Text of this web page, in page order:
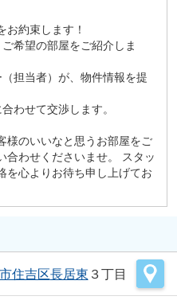
お約束します！
希望の部屋をご紹介しま
担当者）が、物件情報を提
わせて交渉します。
様のいいなと思うお部屋をご
合わせくださいませ。 スタッ
を心よりお待ち申し上げてお
住吉区長居東 ３丁目